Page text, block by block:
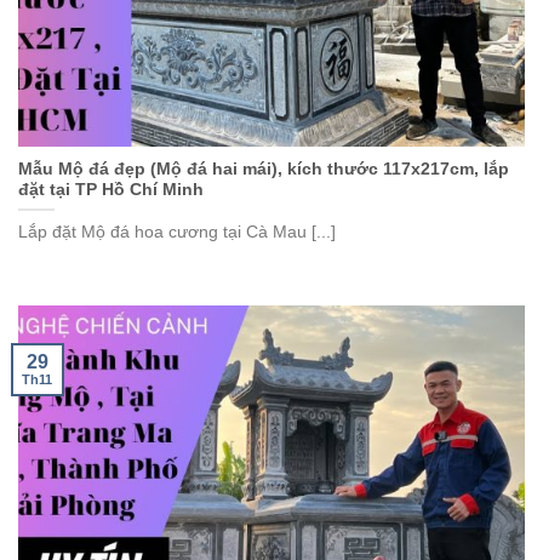
Mẫu Mộ đá đẹp (Mộ đá hai mái), kích thước 117x217cm, lắp
đặt tại TP Hồ Chí Minh
Lắp đặt Mộ đá hoa cương tại Cà Mau [...]
29
Th11